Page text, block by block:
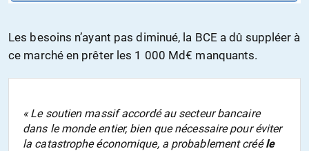
Les besoins n’ayant pas diminué, la BCE a dû suppléer à
ce marché en prêter les 1 000 Md€ manquants.
«Le soutien massif accordé au secteur bancaire
dans le monde entier, bien que nécessaire pour éviter
la catastrophe économique, a probablement crééle